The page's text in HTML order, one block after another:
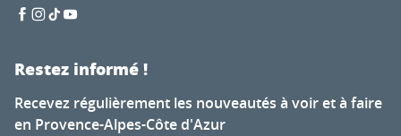
Restez informé !
Recevez régulièrement les nouveautés à voir et à faire
en Provence-Alpes-Côte d'Azur